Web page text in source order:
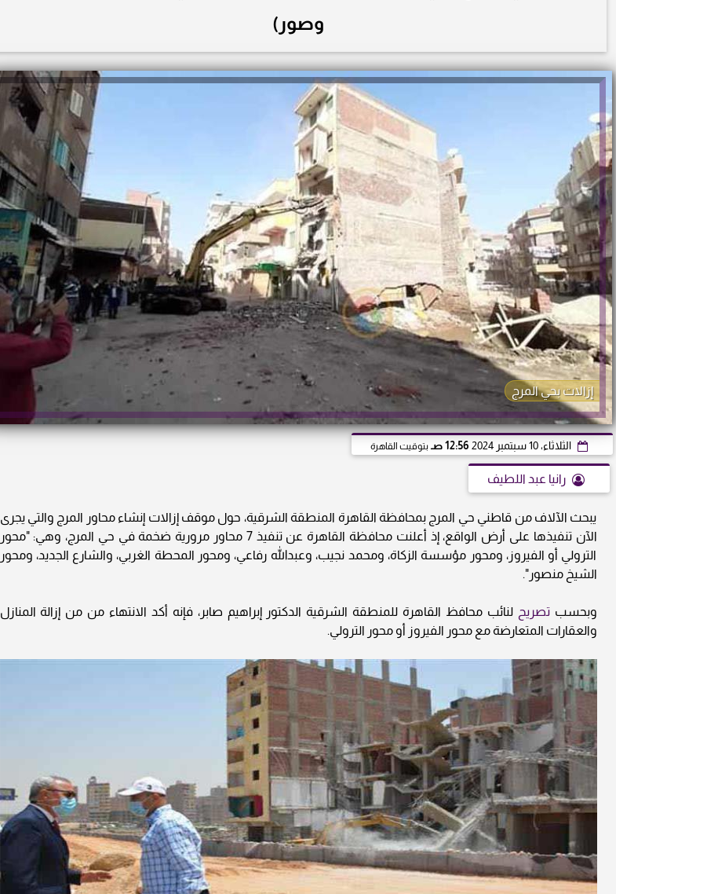
وصور)
إزالات بحي المرج
الثلاثاء، 10 سبتمبر 2024 12:56 صـ بتوقيت القاهرة
رانيا عبد اللطيف
يبحث الآلاف من قاطني حي المرج بمحافظة القاهرة المنطقة الشرقية، حول موقف إزالات إنشاء محاور المرج والتي يجرى
الآن تنفيذها على أرض الواقع، إذ أعلنت محافظة القاهرة عن تنفيذ 7 محاور مرورية ضخمة في حي المرج، وهي: "محور
الترولي أو الفيروز، ومحور مؤسسة الزكاة، ومحمد نجيب، وعبدالله رفاعي، ومحور المحطة الغربي، والشارع الجديد، ومحور
الشيخ منصور".
وبحسبتصريح لنائب محافظ القاهرة للمنطقة الشرقية الدكتور إبراهيم صابر، فإنه أكد الانتهاء من من إزالة المنازل
والعقارات المتعارضة مع محور الفيروز أو محور الترولي.